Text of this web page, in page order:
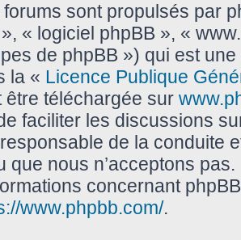
forums sont propulsés par
« logiciel phpBB », «
de phpBB ») qui est
la « Licence Publique
être téléchargée sur
faciliter les discussions
de la conduite
que nous n’acceptons
concernant
www.phpbb.com/.